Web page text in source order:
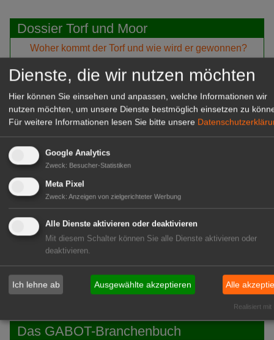
Dossier Torf und Moor
Woher kommt der Torf und wie wird er gewonnen?
Neues Verfahren: Abbau und Renaturierung laufen
parallel
Torffrei - wie sieht die Wirklichkeit aus
Die Alternativen zum Torf sind bekannt
Peatfarming - ein Rohstoff wächst nach
Das Siegel kommt: Zertifizierter Torf
Gegensätzliche Ansichten: Umweltschützer
Torf und CO2 - die Klimadiskussion
Alle an einen Tisch: Eine Stiftung für den
Offener Dialog: Die Torfindustrie sucht das
Gespräch
Das GABOT-Branchenbuch
Dienste, die wir nutzen möchten
Hier können Sie einsehen und anpassen, welche Informationen wir
nutzen möchten, um unsere Dienste bestmöglich einsetzen zu
Für weitere Informationen lesen Sie bitte unsere
Google Analytics
Zweck: Besucher-Statistiken
Meta Pixel
Zweck: Anzeigen von zielgerichteter Werbung
Alle Dienste aktivieren oder deaktivieren
Mit diesem Schalter können Sie alle Dienste aktivieren oder
deaktivieren.
Ich lehne ab Ausgewählte akzeptieren Alle
Realisiert mit